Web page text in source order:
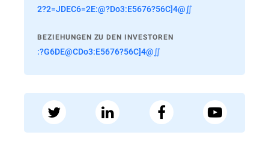
2?2=JDEC6=2E:@?Do3:E5676?56C]4@∬
BEZIEHUNGEN ZU DEN INVESTOREN
:?G6DE@CDo3:E5676?56C]4@∬